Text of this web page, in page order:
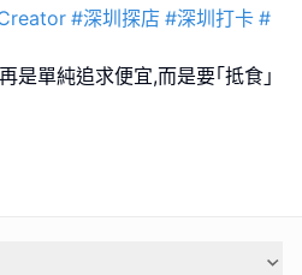
#深圳探店 #深圳打卡 #
是單純追求便宜,而是要｢抵食｣